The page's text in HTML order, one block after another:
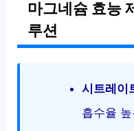
마그네슘 효능
루션
시트레이
흡수율